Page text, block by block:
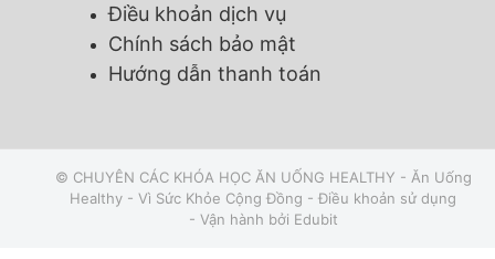
Điều khoản dịch vụ
Chính sách bảo mật
Hướng dẫn thanh toán
© CHUYÊN CÁC KHÓA HỌC ĂN UỐNG HEALTHY - Ăn Uống
Healthy - Vì Sức Khỏe Cộng Đồng - Điều khoản sử dụng
- Vận hành bởi Edubit